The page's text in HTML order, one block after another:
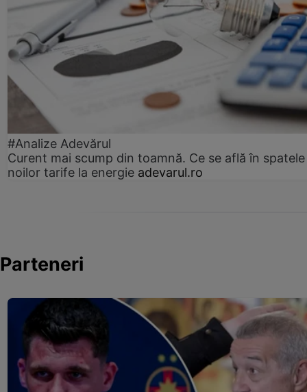
#Analize Adevărul
Curent mai scump din toamnă. Ce se află în spatele
noilor tarife la energie adevarul.ro
Parteneri